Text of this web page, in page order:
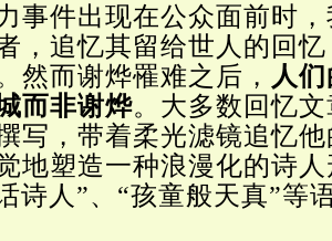
事件出现在公众面前时
，追忆其留给世人的回
然而谢烨罹难之后， 人
而非谢烨。大多数回忆
写，带着柔光滤镜追忆
地塑造一种浪漫化的诗
诗人”、“孩童般天真”等